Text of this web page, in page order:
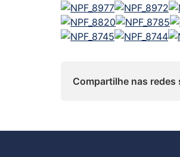
Compartilhe nas redes